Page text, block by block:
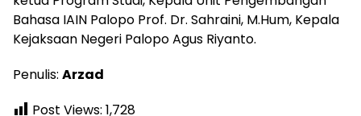
Bahasa IAIN Palopo Prof. Dr. Sahraini, M.Hum, Kepala
Kejaksaan Negeri Palopo Agus Riyanto.
Penulis: Arzad
Post Views: 1,728